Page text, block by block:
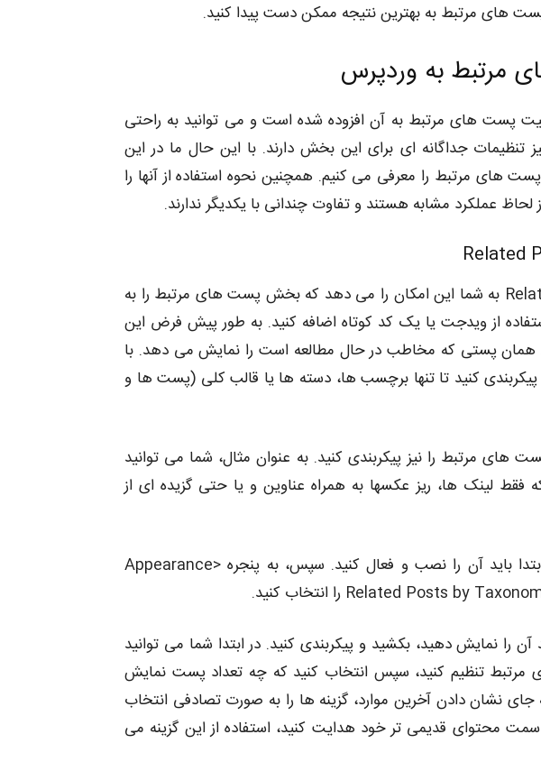
پست های مرتبط به بهترین نتیجه ممکن دست پیدا کنید.
مرتبط به وردپرس
پست های مرتبط به آن افزوده شده است و می توانید به راحتی
تنظیمات جداگانه ای برای این بخش دارند. با این حال ما در این
های مرتبط را معرفی می کنیم. همچنین نحوه استفاده از آنها را
لحاظ عملکرد مشابه هستند و تفاوت چندانی با یکدیگر ندارند.
افزونه Related Posts by Taxonomy به شما این امکان را می دهد که بخش پست های مرتبط را به
از ویدجت یا یک کد کوتاه اضافه کنید. به طور پیش فرض این
همان پستی که مخاطب در حال مطالعه است را نمایش می دهد. با
کنید تا تنها برچسب ها، دسته ها یا قالب کلی (پست ها و
مرتبط را نیز پیکربندی کنید. به عنوان مثال، شما می توانید
فقط لینک ها، ریز عکسها به همراه عناوین و یا حتی گزیده ای از
برای شروع استفاده از این افزونه ابتدا باید آن را نصب و فعال کنید. سپس، به پنجره Appearance>
نمایش دهید، بکشید و پیکربندی کنید. در ابتدا شما می توانید
تنظیم کنید، سپس انتخاب کنید که چه تعداد پست نمایش
جای نشان دادن آخرین موارد، گزینه ها را به صورت تصادفی انتخاب
سمت محتوای قدیمی تر خود هدایت کنید، استفاده از این گزینه می